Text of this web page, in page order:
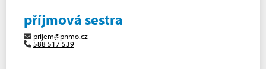
příjmová sestra
prijem@pnmo.cz
588 517 539